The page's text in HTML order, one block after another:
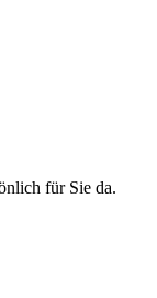
für Sie da.